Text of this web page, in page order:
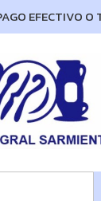
EFECTIVO O